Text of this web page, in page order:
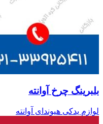
بلبرینگ چرخ آوانته
لوازم یدکی هیوندای آوانته